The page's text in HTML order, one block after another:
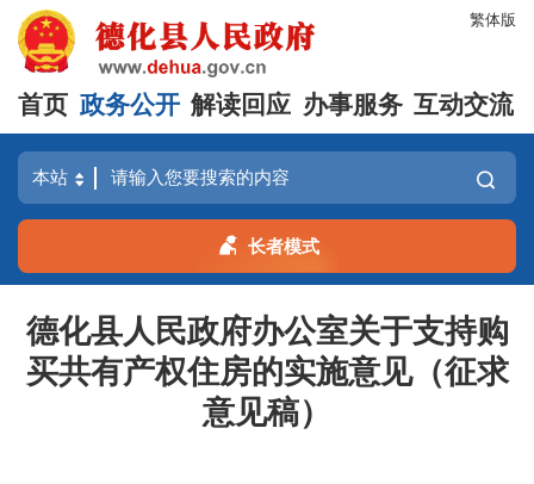
繁体版
首页 政务公开 解读回应 办事服务 互动交流
长者模式
德化县人民政府办公室关于支持购
买共有产权住房的实施意见（征求
意见稿）